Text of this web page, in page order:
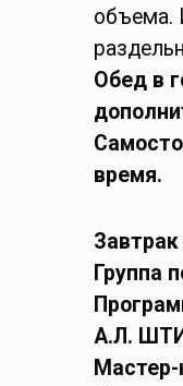
объема.
Обед в
время.
Группа
А.Л.
Мастер-